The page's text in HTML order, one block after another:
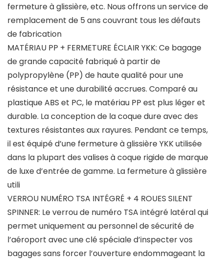
fermeture à glissière, etc. Nous offrons un service de
remplacement de 5 ans couvrant tous les défauts
de fabrication
MATÉRIAU PP + FERMETURE ÉCLAIR YKK: Ce bagage
de grande capacité fabriqué à partir de
polypropylène (PP) de haute qualité pour une
résistance et une durabilité accrues. Comparé au
plastique ABS et PC, le matériau PP est plus léger et
durable. La conception de la coque dure avec des
textures résistantes aux rayures. Pendant ce temps,
il est équipé d’une fermeture à glissière YKK utilisée
dans la plupart des valises à coque rigide de marque
de luxe d’entrée de gamme. La fermeture à glissière
utili
VERROU NUMÉRO TSA INTÉGRÉ + 4 ROUES SILENT
SPINNER: Le verrou de numéro TSA intégré latéral qui
permet uniquement au personnel de sécurité de
l’aéroport avec une clé spéciale d’inspecter vos
bagages sans forcer l’ouverture endommageant la